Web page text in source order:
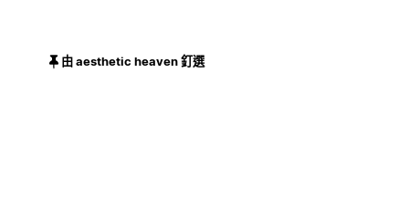
由 aesthetic heaven 釘選